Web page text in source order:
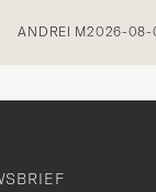
ANDREI M2026-08-